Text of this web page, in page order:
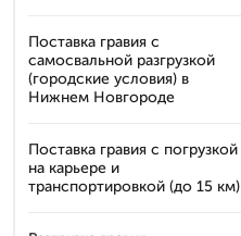
Поставка гравия с
самосвальной разгрузкой
(городские условия) в
Нижнем Новгороде
Поставка гравия с погрузкой
на карьере и
транспортировкой (до 15 км)